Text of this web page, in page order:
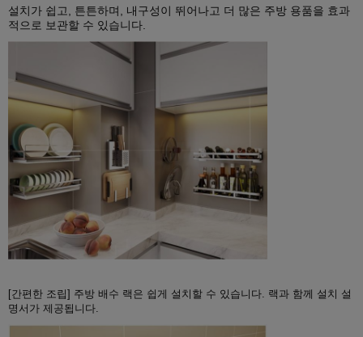
설치가 쉽고, 튼튼하며, 내구성이 뛰어나고 더 많은 주방 용품을 효과
적으로 보관할 수 있습니다.
[간편한 조립] 주방 배수 랙은 쉽게 설치할 수 있습니다. 랙과 함께 설치 설
명서가 제공됩니다.